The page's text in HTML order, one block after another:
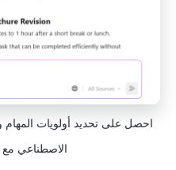
احصل على تحديد أولويات المهام
الاصطناعي مع ClickUp Brain